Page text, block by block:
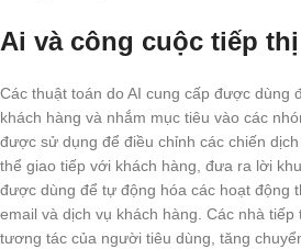
Ai và công cuộc tiếp thị
Các thuật toán do AI cung cấp được dùng
khách hàng và nhắm mục tiêu vào các
được sử dụng để điều chỉnh các chiến
thể giao tiếp với khách hàng, đưa ra lời
được dùng để tự động hóa các hoạt động
email và dịch vụ khách hàng. Các nhà
tương tác của người tiêu dùng, tăng